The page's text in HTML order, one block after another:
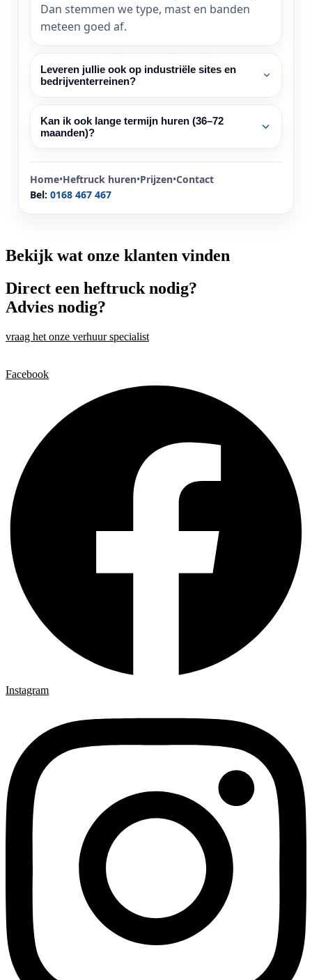
Dan stemmen we type, mast en banden
meteen goed af.
Leveren jullie ook op industriële sites en
bedrijventerreinen?
Kan ik ook lange termijn huren (36–72
maanden)?
Home•Heftruck huren•Prijzen•Contact
Bel: 0168 467 467
Bekijk wat onze klanten vinden
Direct een heftruck nodig?
Advies nodig?
vraag het onze verhuur specialist
Facebook
Instagram